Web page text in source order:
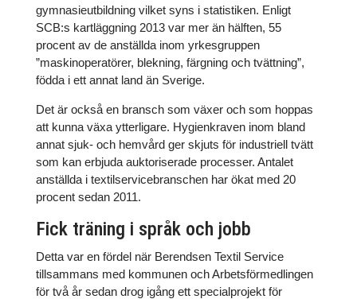
gymnasieutbildning vilket syns i statistiken. Enligt
SCB:s kartläggning 2013 var mer än hälften, 55
procent av de anställda inom yrkesgruppen
”maskinoperatörer, blekning, färgning och tvättning”,
födda i ett annat land än Sverige.
Det är också en bransch som växer och som hoppas
att kunna växa ytterligare. Hygienkraven inom bland
annat sjuk- och hemvård ger skjuts för industriell tvätt
som kan erbjuda auktoriserade processer. Antalet
anställda i textilservicebranschen har ökat med 20
procent sedan 2011.
Fick träning i språk och jobb
Detta var en fördel när Berendsen Textil Service
tillsammans med kommunen och Arbetsförmedlingen
för två år sedan drog igång ett specialprojekt för